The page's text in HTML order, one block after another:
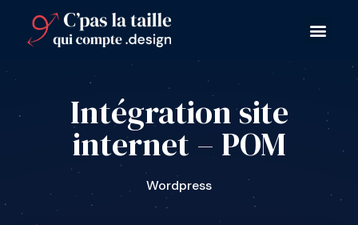
Intégration site
internet – POM
Wordpress